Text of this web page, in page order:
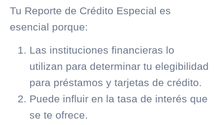
Tu Reporte de Crédito Especial es
esencial porque:
Las instituciones financieras lo
utilizan para determinar tu elegibilidad
para préstamos y tarjetas de crédito.
Puede influir en la tasa de interés que
se te ofrece.